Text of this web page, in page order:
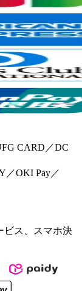
CARD／DC
／OKI Pay／
ビス、スマホ決